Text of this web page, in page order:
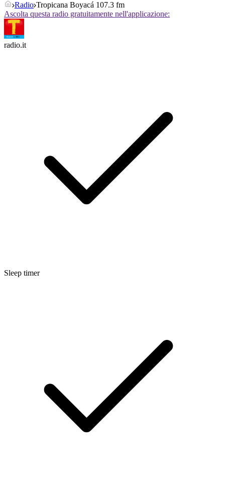
Radio Tropicana Boyacá 107.3 fm
Ascolta questa radio gratuitamente nell'applicazione:
radio.it
Sleep timer